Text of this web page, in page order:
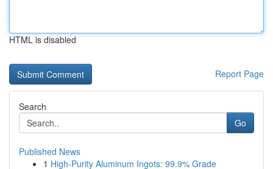
HTML is disabled
Report Page
Search
Go
Published News
1 High-Purity Aluminum Ingots: 99.9% Grade